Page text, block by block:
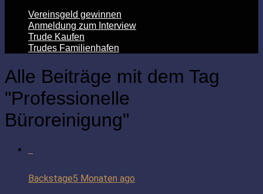
Vereinsgeld gewinnen
Anmeldung zum Interview
Trude Kaufen
Trudes Familienhafen
Alle Beiträge mit dem Tag
"Professionelle
Büroreinigung"
Backstage5 Monaten ago